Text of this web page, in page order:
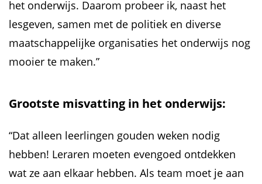
het onderwijs. Daarom probeer ik, naast het
lesgeven, samen met de politiek en diverse
maatschappelijke organisaties het onderwijs nog
mooier te maken.”
Grootste misvatting in het onderwijs:
“Dat alleen leerlingen gouden weken nodig
hebben! Leraren moeten evengoed ontdekken
wat ze aan elkaar hebben. Als team moet je aan